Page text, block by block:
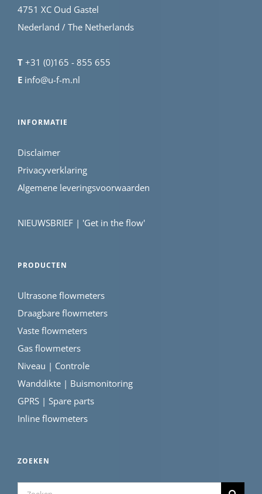
4751 XC Oud Gastel
Nederland / The Netherlands
T +31 (0)165 - 855 655
E info@u-f-m.nl
INFORMATIE
Disclaimer
Privacyverklaring
Algemene leveringsvoorwaarden
NIEUWSBRIEF | 'Get in the flow'
PRODUCTEN
Ultrasone flowmeters
Draagbare flowmeters
Vaste flowmeters
Gas flowmeters
Niveau | Controle
Wanddikte | Buismonitoring
GPRS | Spare parts
Inline flowmeters
ZOEKEN
Zoeken